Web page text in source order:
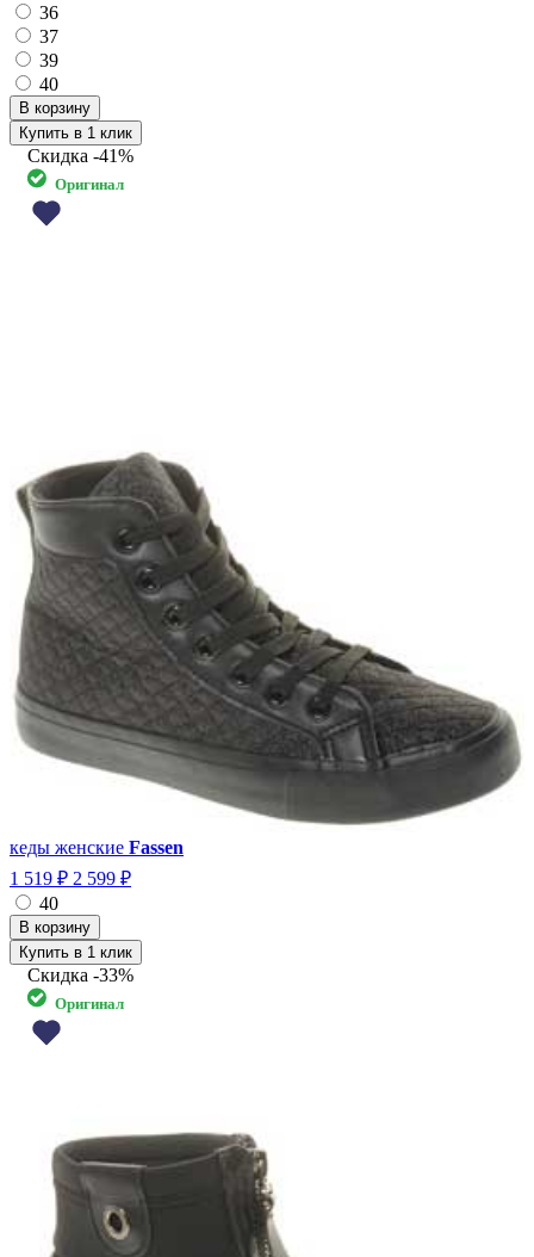
36
37
39
40
Купить в 1 клик
Скидка -41%
Оригинал
кеды женские Fassen
1 519 ₽ 2 599 ₽
40
Купить в 1 клик
Скидка -33%
Оригинал